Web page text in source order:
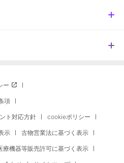
ー
項
ト対応方針 cookieポリシー
示 古物営業法に基づく表示
療機器等販売許可に基づく表示